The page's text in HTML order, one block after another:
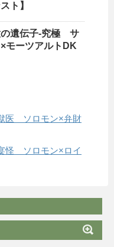
ト】
の遺伝子-究極 サ
モーツアルトDK
医 ソロモン×弁財
怪 ソロモン×ロイ